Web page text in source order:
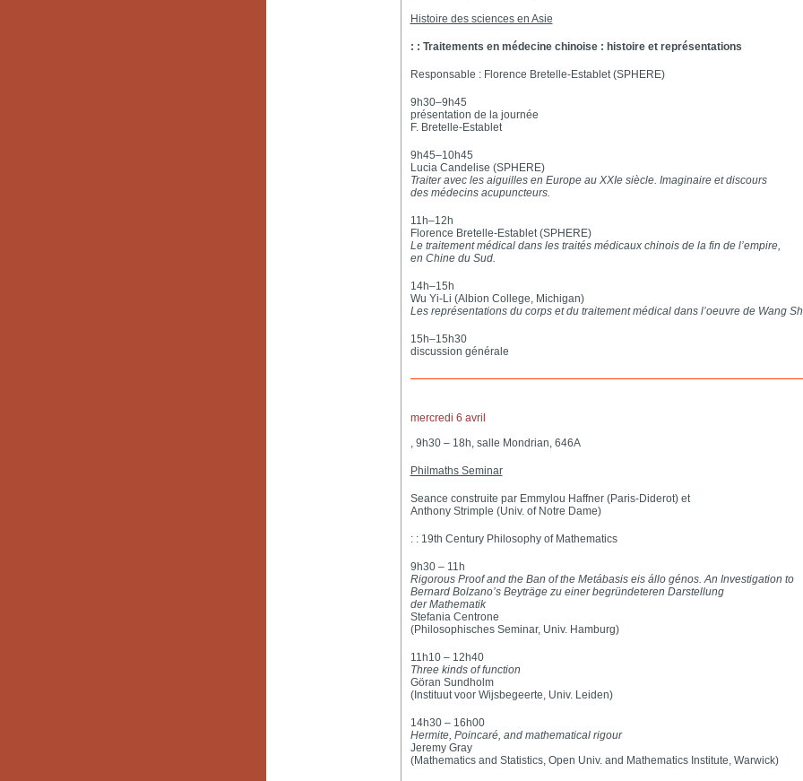
Histoire des sciences en Asie
: : Traitements en médecine chinoise : histoire et représentations
Responsable : Florence Bretelle-Establet (SPHERE)
9h30–9h45
présentation de la journée
F. Bretelle-Establet
9h45–10h45
Lucia Candelise (SPHERE)
Traiter avec les aiguilles en Europe au XXIe siècle. Imaginaire et discours
des médecins acupuncteurs.
11h–12h
Florence Bretelle-Establet (SPHERE)
Le traitement médical dans les traités médicaux chinois de la fin de l’empire,
en Chine du Sud.
14h–15h
Wu Yi-Li (Albion College, Michigan)
Les représentations du corps et du traitement médical dans l’oeuvre de Wang
15h–15h30
discussion générale
mercredi 6 avril
, 9h30 – 18h, salle Mondrian, 646A
Philmaths Seminar
Seance construite par Emmylou Haffner (Paris-Diderot) et
Anthony Strimple (Univ. of Notre Dame)
: : 19th Century Philosophy of Mathematics
9h30 – 11h
Rigorous Proof and the Ban of the Metábasis eis állo génos. An Investigation to
Bernard Bolzano’s Beyträge zu einer begründeteren Darstellung
der Mathematik
Stefania Centrone
(Philosophisches Seminar, Univ. Hamburg)
11h10 – 12h40
Three kinds of function
Göran Sundholm
(Instituut voor Wijsbegeerte, Univ. Leiden)
14h30 – 16h00
Hermite, Poincaré, and mathematical rigour
Jeremy Gray
(Mathematics and Statistics, Open Univ. and Mathematics Institute, Warwick)